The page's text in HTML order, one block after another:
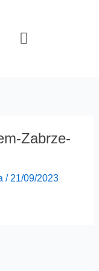
Zabrze-
/ 21/09/2023